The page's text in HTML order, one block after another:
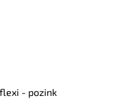
- pozink